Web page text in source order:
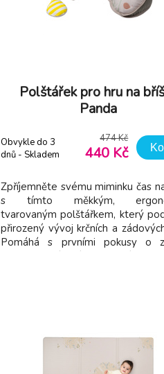
Polštářek pro hru na
Panda
Obvykle do 3
dnů - Skladem
474 Kč
440 Kč
Zpříjemněte svému miminku čas
s tímto měkkým,
tvarovaným polštářkem, který
přirozený vývoj krčních a
Pomáhá s prvními pokusy o